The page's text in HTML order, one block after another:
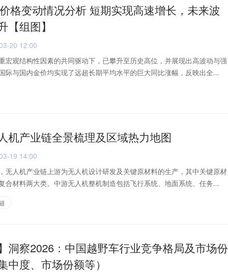
格变动情况分析 短期实现高速增长，未来波
【组图】
20 12:00
宏观结构性因素的共同驱动下，已攀升至历史高位，并展现出高波动与强
际与国内金价均实现了远超长期平均水平的巨大同比涨幅，反映出全...
机产业链全景梳理及区域热力地图
19 14:00
无人机产业链上游为无人机设计研发及关键原材料的生产，其中关键原材
合材料两大类。中游无人机整机制造包括飞行系统、地面系统、任务...
洞察2026：中国越野车行业竞争格局及市场份
中度、市场份额等）